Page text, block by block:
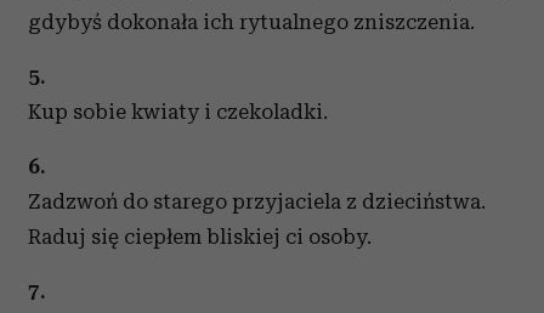
gdybyś dokonała ich rytualnego zniszczenia.
5.
Kup sobie kwiaty i czekoladki.
6.
Zadzwoń do starego przyjaciela z dzieciństwa.
Raduj się ciepłem bliskiej ci osoby.
7.